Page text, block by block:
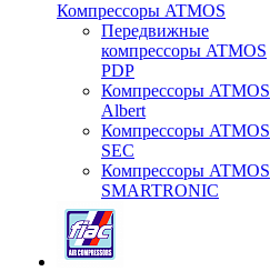
Компрессоры ATMOS
Передвижные
компрессоры ATMOS
PDP
Компрессоры ATMOS
Albert
Компрессоры ATMOS
SEC
Компрессоры ATMOS
SMARTRONIC